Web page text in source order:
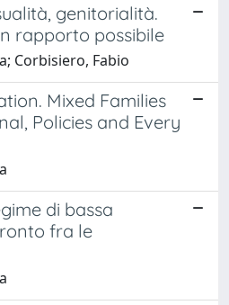
genitorialità.
rapporto possibile
Corbisiero, Fabio
Mixed Families
Policies and Every
di bassa
fra le